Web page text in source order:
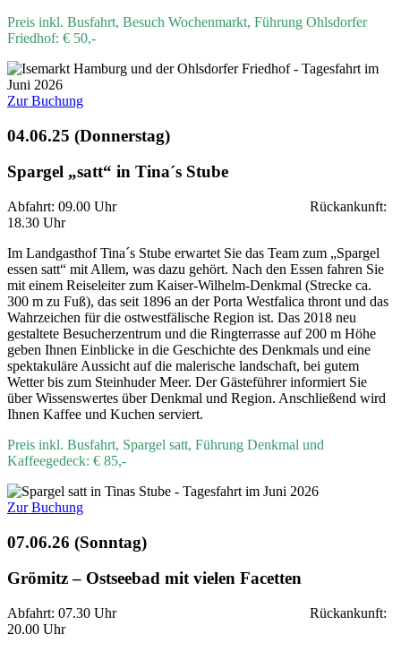
Preis inkl. Busfahrt, Besuch Wochenmarkt, Führung Ohlsdorfer
Friedhof: € 50,-
Zur Buchung
04.06.25 (Donnerstag)
Spargel „satt“ in Tina´s Stube
Abfahrt: 09.00 Uhr Rückankunft:
18.30 Uhr
Im Landgasthof Tina´s Stube erwartet Sie das Team zum „Spargel
essen satt“ mit Allem, was dazu gehört. Nach den Essen fahren Sie
mit einem Reiseleiter zum Kaiser-Wilhelm-Denkmal (Strecke ca.
300 m zu Fuß), das seit 1896 an der Porta Westfalica thront und das
Wahrzeichen für die ostwestfälische Region ist. Das 2018 neu
gestaltete Besucherzentrum und die Ringterrasse auf 200 m Höhe
geben Ihnen Einblicke in die Geschichte des Denkmals und eine
spektakuläre Aussicht auf die malerische landschaft, bei gutem
Wetter bis zum Steinhuder Meer. Der Gästeführer informiert Sie
über Wissenswertes über Denkmal und Region. Anschließend wird
Ihnen Kaffee und Kuchen serviert.
Preis inkl. Busfahrt, Spargel satt, Führung Denkmal und
Kaffeegedeck: € 85,-
Zur Buchung
07.06.26 (Sonntag)
Grömitz – Ostseebad mit vielen Facetten
Abfahrt: 07.30 Uhr Rückankunft:
20.00 Uhr